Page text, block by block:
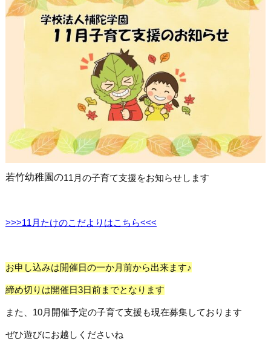
若竹幼稚園の11月の子育て支援をお知らせします
>>>11月たけのこだよりはこちら<<<
お申し込みは開催日の一か月前から出来ます♪
締め切りは開催日3日前までとなります
また、10月開催予定の子育て支援も現在募集しております
ぜひ遊びにお越しくださいね